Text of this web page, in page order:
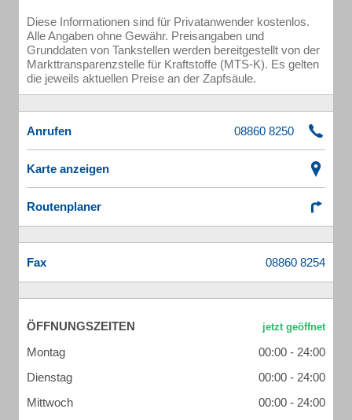
Diese Informationen sind für Privatanwender kostenlos.
Alle Angaben ohne Gewähr. Preisangaben und
Grunddaten von Tankstellen werden bereitgestellt von der
Markttransparenzstelle für Kraftstoffe (MTS-K). Es gelten
die jeweils aktuellen Preise an der Zapfsäule.
Anrufen
Karte anzeigen
Routenplaner
Fax
ÖFFNUNGSZEITEN
Montag
00:00 - 24:00
Dienstag
00:00 - 24:00
Mittwoch
00:00 - 24:00